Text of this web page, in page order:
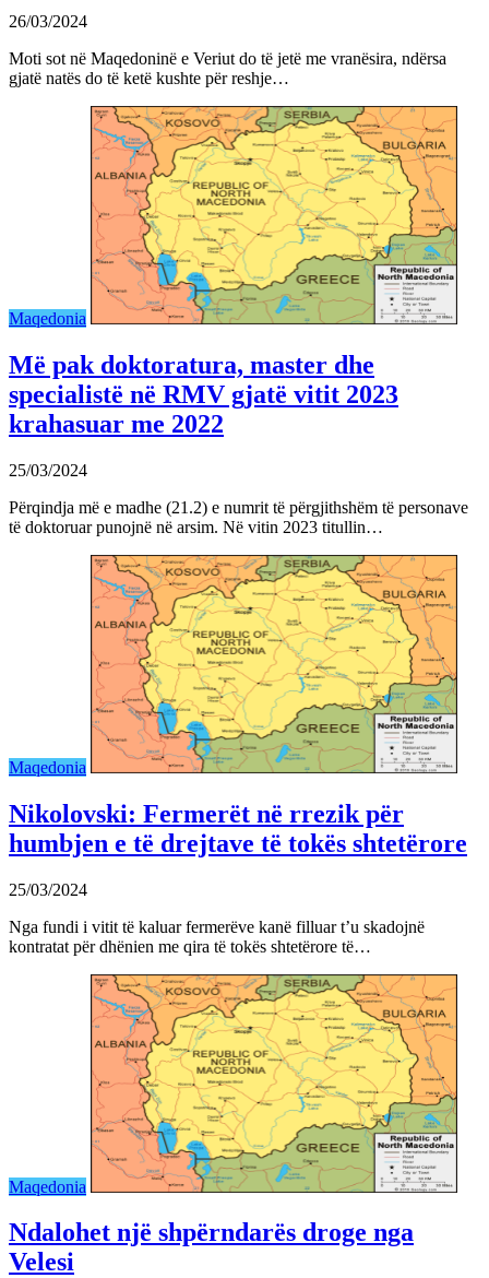
26/03/2024
Moti sot në Maqedoninë e Veriut do të jetë me vranësira, ndërsa
gjatë natës do të ketë kushte për reshje…
Maqedonia
Më pak doktoratura, master dhe
specialistë në RMV gjatë vitit 2023
krahasuar me 2022
25/03/2024
Përqindja më e madhe (21.2) e numrit të përgjithshëm të personave
të doktoruar punojnë në arsim. Në vitin 2023 titullin…
Maqedonia
Nikolovski: Fermerët në rrezik për
humbjen e të drejtave të tokës shtetërore
25/03/2024
Nga fundi i vitit të kaluar fermerëve kanë filluar t’u skadojnë
kontratat për dhënien me qira të tokës shtetërore të…
Maqedonia
Ndalohet një shpërndarës droge nga
Velesi